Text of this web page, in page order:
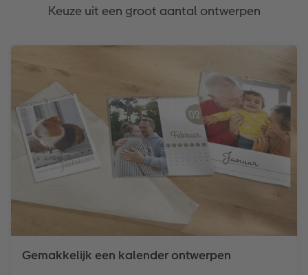
Keuze uit een groot aantal ontwerpen
Gemakkelijk een kalender ontwerpen